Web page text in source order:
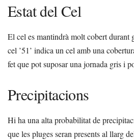
Estat del Cel
El cel es mantindrà molt cobert durant
cel ’51’ indica un cel amb una
fet que pot suposar una jornada gris i
Precipitacions
Hi ha una alta probabilitat de
que les pluges seran presents al llarg